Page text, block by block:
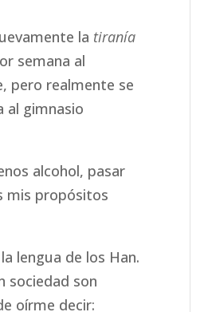
la tiranía
semana al
pero realmente se
al gimnasio
alcohol, pasar
mis propósitos
lengua de los Han.
sociedad son
oírme decir: